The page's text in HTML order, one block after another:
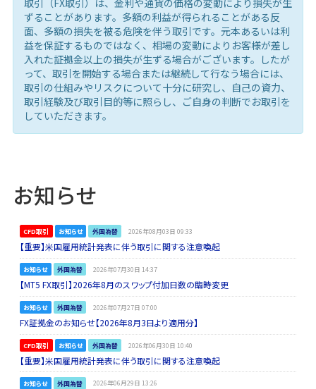
ずることがあります。多額の利益が得られることがある反
面、多額の損失を被る危険を伴う取引です。元本あるいは利
益を保証するものではなく、相場の変動によりお客様が差し
入れた証拠金以上の損失が生ずる場合がございます。したが
って、取引を開始する場合または継続して行なう場合には、
取引の仕組みやリスクについて十分に研究し、自己の資力、
取引経験及び取引目的等に照らし、ご自身の判断でお取引を
していただきます。
お知らせ
CFD取引 お知らせ 外国為替 2026年08月03日 09:33
【重要】米国雇用統計発表に伴う取引に関する注意喚起
お知らせ 外国為替 2026年07月30日 14:37
【MT5 FX取引】2026年8月のスワップ付加日数の臨時変更
お知らせ 外国為替 2026年07月27日 07:00
FX証拠金のお知らせ【2026年8月3日より適用分】
CFD取引 お知らせ 外国為替 2026年06月30日 10:40
【重要】米国雇用統計発表に伴う取引に関する注意喚起
お知らせ 外国為替 2026年06月29日 13:26